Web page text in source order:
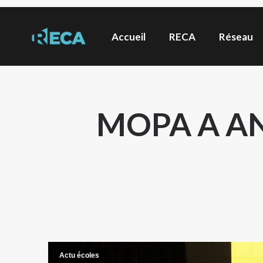
Accueil RECA Réseau
MOPA A
Actu écoles